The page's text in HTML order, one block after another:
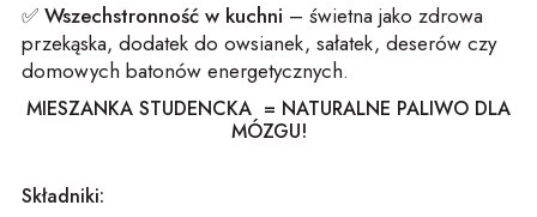
✅ Wszechstronność w kuchni – świetna jako zdrowa
przekąska, dodatek do owsianek, sałatek, deserów czy
domowych batonów energetycznych.
MIESZANKA STUDENCKA = NATURALNE PALIWO DLA
MÓZGU!
Składniki: